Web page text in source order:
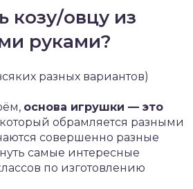
козу/овцу из
руками?
разных вариантов)
основа игрушки — это
обрамляется разными
совершенно разные
самые интересные
по изготовлению